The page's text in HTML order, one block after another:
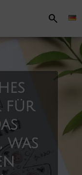
search
für
was